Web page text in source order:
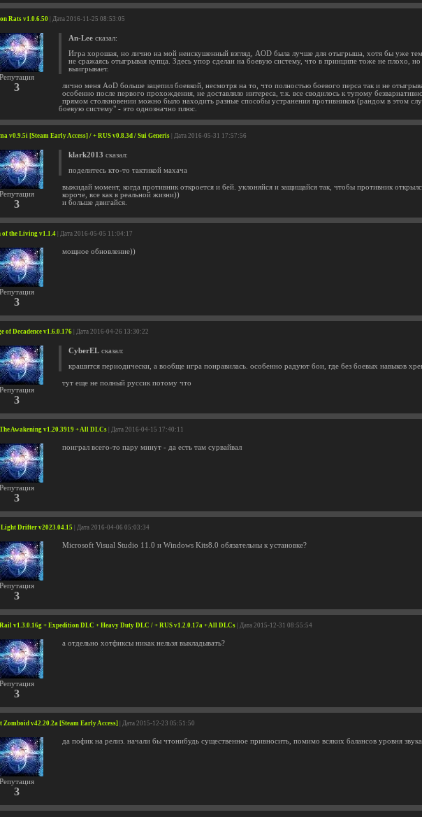
Rats v1.0.6.50 | Дата 2016-11-25 08:53:05
Репутация
3
An-Lee сказал:
Игра хорошая, но лично на мой неискушенный взгляд, AOD была лучше для отыгрыша, хотя бы уже
не сражаясь отыгрывая купца. Здесь упор сделан на боевую систему, что в принципе тоже не плохо, но
выигрывает.
лично меня AoD больше зацепил боевкой, несмотря на то, что полностью боевого перса так и не
особенно после первого прохождения, не доставляло интереса, т.к. все сводилось к тупому
прямом столкновении можно было находить разные способы устранения противников (рандом в этом
боевую систему" - это однозначно плюс.
v0.9.5i [Steam Early Access] / + RUS v0.8.3d / Sui Generis | Дата 2016-05-31 17:57:56
Репутация
3
klark2013 сказал:
поделитесь кто-то тактикой махача
выжидай момент, когда противник откроется и бей. уклоняйся и защищайся так, чтобы противник
короче, все как в реальной жизни))
и больше двигайся.
of the Living v1.1.4 | Дата 2016-05-05 11:04:17
Репутация
3
мощное обновление))
of Decadence v1.6.0.176 | Дата 2016-04-26 13:30:22
Репутация
3
CyberEL сказал:
крашится периодически, а вообще игра понравилась. особенно радуют бои, где без боевых навыков
тут еще не полный руссик потому что
Awakening v1.20.3919 + All DLCs | Дата 2016-04-15 17:40:11
Репутация
3
поиграл всего-то пару минут - да есть там сурвайвал
Drifter v2023.04.15 | Дата 2016-04-06 05:03:34
Репутация
3
Microsoft Visual Studio 11.0 и Windows Kits8.0 обязательны к установке?
v1.3.0.16g + Expedition DLC + Heavy Duty DLC / + RUS v1.2.0.17a + All DLCs | Дата 2015-12-31 08:55:54
Репутация
3
а отдельно хотфиксы никак нельзя выкладывать?
Zomboid v42.20.2a [Steam Early Access] | Дата 2015-12-23 05:51:50
Репутация
3
да пофик на релиз. начали бы чтонибудь существенное привносить, помимо всяких балансов уровня